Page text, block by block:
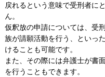
戻れるという意味で受刑者に
ん。
仮釈放の申請については、受
族が請願活動を行う、といっ
けることも可能です。
また、その際には弁護士が書
を行うこともできます。